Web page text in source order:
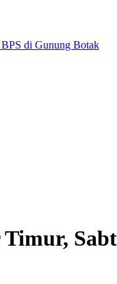
di Gunung Botak